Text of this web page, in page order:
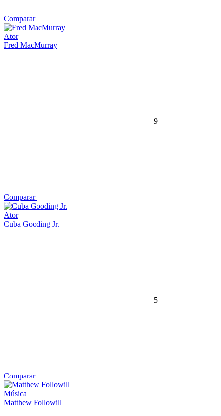
Comparar
Ator
Fred MacMurray
9
Comparar
Ator
Cuba Gooding Jr.
5
Comparar
Música
Matthew Followill